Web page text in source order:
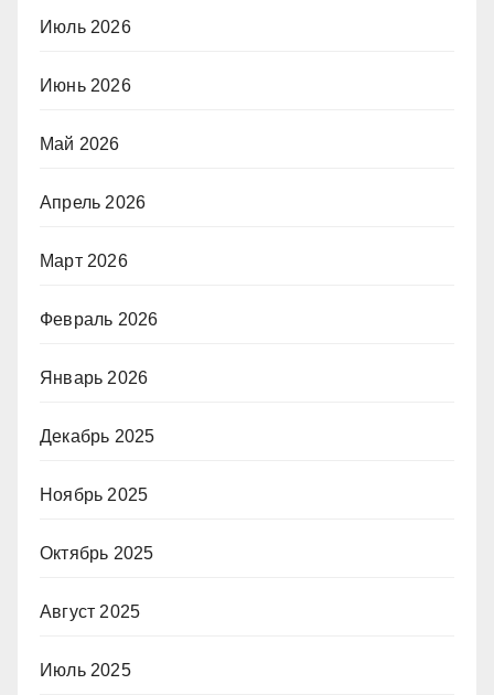
Июль 2026
Июнь 2026
Май 2026
Апрель 2026
Март 2026
Февраль 2026
Январь 2026
Декабрь 2025
Ноябрь 2025
Октябрь 2025
Август 2025
Июль 2025